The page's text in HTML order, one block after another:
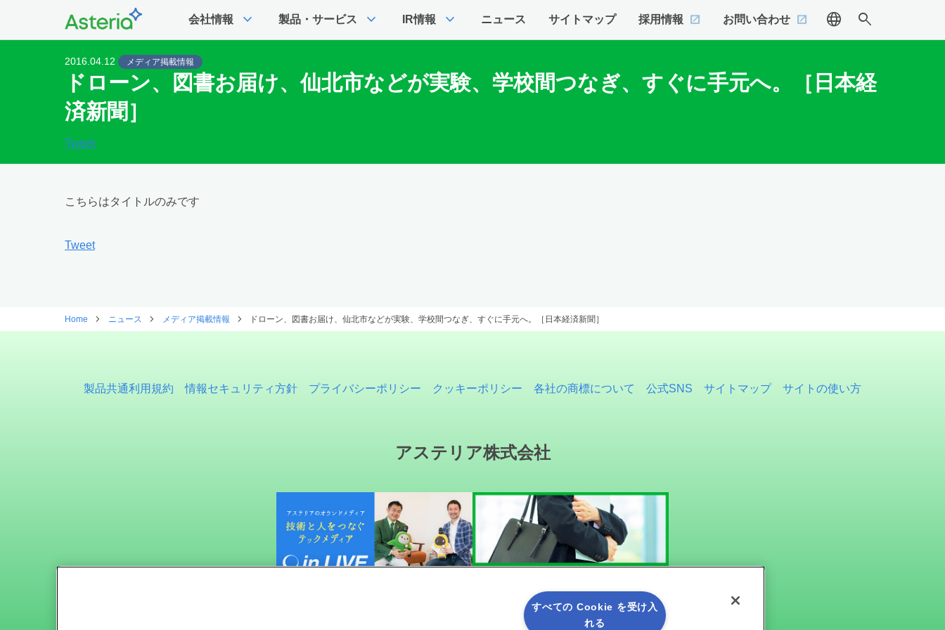
会社情報 expand_more 製品・サービス expand_more IR情報 expand_more ニュース サイトマップ 採用情報 お問い合わせ language search
2016.04.12 メディア掲載情報
ドローン、図書お届け、仙北市などが実験、学校間つなぎ、すぐに手元へ。［日本経
済新聞］
Tweet
こちらはタイトルのみです
Tweet
Home ニュース メディア掲載情報 ドローン、図書お届け、仙北市などが実験、学校間つなぎ、すぐに手元へ。［日本経済新聞］
製品共通利用規約 情報セキュリティ方針 プライバシーポリシー クッキーポリシー 各社の商標について 公式SNS サイトマップ サイトの使い方
アステリア株式会社
すべての Cookie を受け入
れる